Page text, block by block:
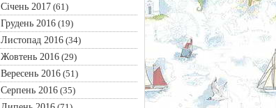
Січень 2017(61)
Грудень 2016(19)
Листопад 2016(34)
Жовтень 2016(29)
Вересень 2016(51)
Серпень 2016(35)